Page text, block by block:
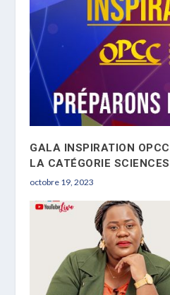
GALA INSPIRATION
LA CATÉGORIE SCIENCES
octobre 19, 2023